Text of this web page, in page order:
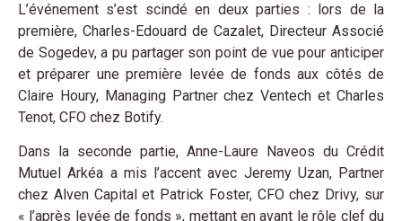
L’événement s’est scindé en deux parties : lors de la
première, Charles-Edouard de Cazalet, Directeur Associé
de Sogedev, a pu partager son point de vue pour anticiper
et préparer une première levée de fonds aux côtés de
Claire Houry, Managing Partner chez Ventech et Charles
Tenot, CFO chez Botify.
Dans la seconde partie, Anne-Laure Naveos du Crédit
Mutuel Arkéa a mis l’accent avec Jeremy Uzan, Partner
chez Alven Capital et Patrick Foster, CFO chez Drivy, sur
« l’après levée de fonds », mettant en avant le rôle clef du